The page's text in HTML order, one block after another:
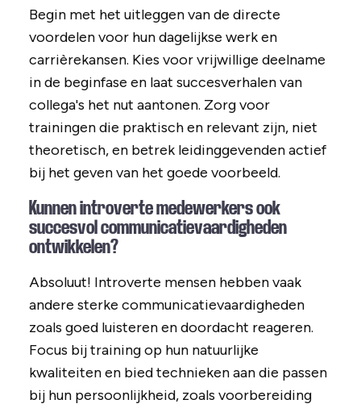
Begin met het uitleggen van de directe
voordelen voor hun dagelijkse werk en
carrièrekansen. Kies voor vrijwillige deelname
in de beginfase en laat succesverhalen van
collega's het nut aantonen. Zorg voor
trainingen die praktisch en relevant zijn, niet
theoretisch, en betrek leidinggevenden actief
bij het geven van het goede voorbeeld.
Kunnen introverte medewerkers ook
succesvol communicatievaardigheden
ontwikkelen?
Absoluut! Introverte mensen hebben vaak
andere sterke communicatievaardigheden
zoals goed luisteren en doordacht reageren.
Focus bij training op hun natuurlijke
kwaliteiten en bied technieken aan die passen
bij hun persoonlijkheid, zoals voorbereiding